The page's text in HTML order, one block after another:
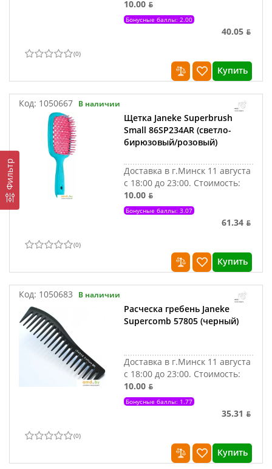
Фильтр
10.00 ƃ
Бонусные баллы: 2.00
40.05 ƃ
(0)
Купить
Код: 1050667 В наличии
Щетка Janeke Superbrush
Small 86SP234AR (светло-
бирюзовый/розовый)
Доставка в г.Минск 11 августа
с 18:00 до 23:00. Стоимость:
10.00 ƃ
Бонусные баллы: 3.07
61.34 ƃ
(0)
Купить
Код: 1050683 В наличии
Расческа гребень Janeke
Supercomb 57805 (черный)
Доставка в г.Минск 11 августа
с 18:00 до 23:00. Стоимость:
10.00 ƃ
Бонусные баллы: 1.77
35.31 ƃ
(0)
Купить